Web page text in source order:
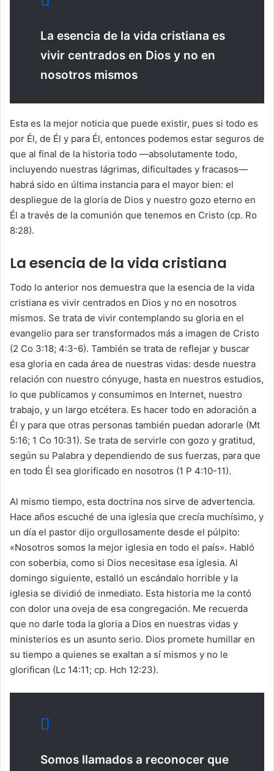
La esencia de la vida cristiana es
vivir centrados en Dios y no en
nosotros mismos
Esta es la mejor noticia que puede existir, pues si todo es
por Él, de Él y para Él, entonces podemos estar seguros de
que al final de la historia todo —absolutamente todo,
incluyendo nuestras lágrimas, dificultades y fracasos—
habrá sido en última instancia para el mayor bien: el
despliegue de la gloria de Dios y nuestro gozo eterno en
Él a través de la comunión que tenemos en Cristo (cp. Ro
8:28).
La esencia de la vida cristiana
Todo lo anterior nos demuestra que la esencia de la vida
cristiana es vivir centrados en Dios y no en nosotros
mismos. Se trata de vivir contemplando su gloria en el
evangelio para ser transformados más a imagen de Cristo
(2 Co 3:18; 4:3-6). También se trata de reflejar y buscar
esa gloria en cada área de nuestras vidas: desde nuestra
relación con nuestro cónyuge, hasta en nuestros estudios,
lo que publicamos y consumimos en Internet, nuestro
trabajo, y un largo etcétera. Es hacer todo en adoración a
Él y para que otras personas también puedan adorarle (Mt
5:16; 1 Co 10:31). Se trata de servirle con gozo y gratitud,
según su Palabra y dependiendo de sus fuerzas, para que
en todo Él sea glorificado en nosotros (1 P 4:10-11).
Al mismo tiempo, esta doctrina nos sirve de advertencia.
Hace años escuché de una iglesia que crecía muchísimo, y
un día el pastor dijo orgullosamente desde el púlpito:
«Nosotros somos la mejor iglesia en todo el país». Habló
con soberbia, como si Dios necesitase esa iglesia. Al
domingo siguiente, estalló un escándalo horrible y la
iglesia se dividió de inmediato. Esta historia me la contó
con dolor una oveja de esa congregación. Me recuerda
que no darle toda la gloria a Dios en nuestras vidas y
ministerios es un asunto serio. Dios promete humillar en
su tiempo a quienes se exaltan a sí mismos y no le
glorifican (Lc 14:11; cp. Hch 12:23).
Somos llamados a reconocer que